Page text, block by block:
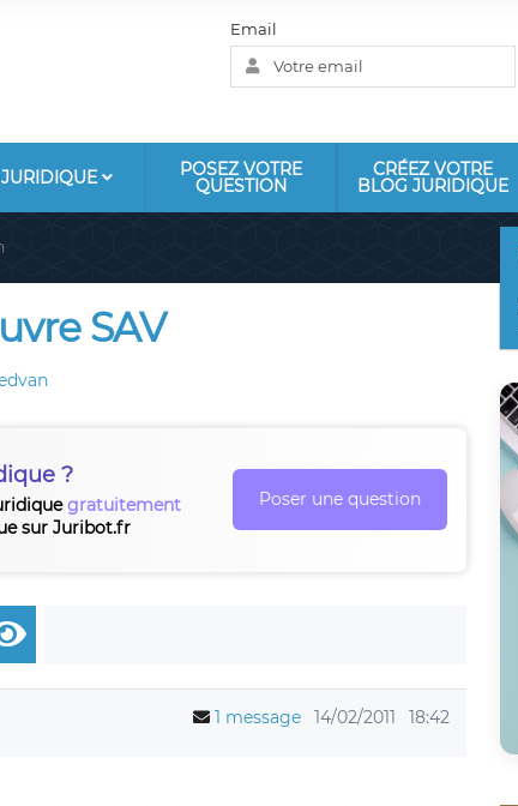
Email
POSEZ VOTRE
QUESTION
CRÉEZ VOTRE
BLOG JURIDIQUE
SAV
?
gratuitement
sur Juribot.fr
Poser une question
1 message 14/02/2011 18:42